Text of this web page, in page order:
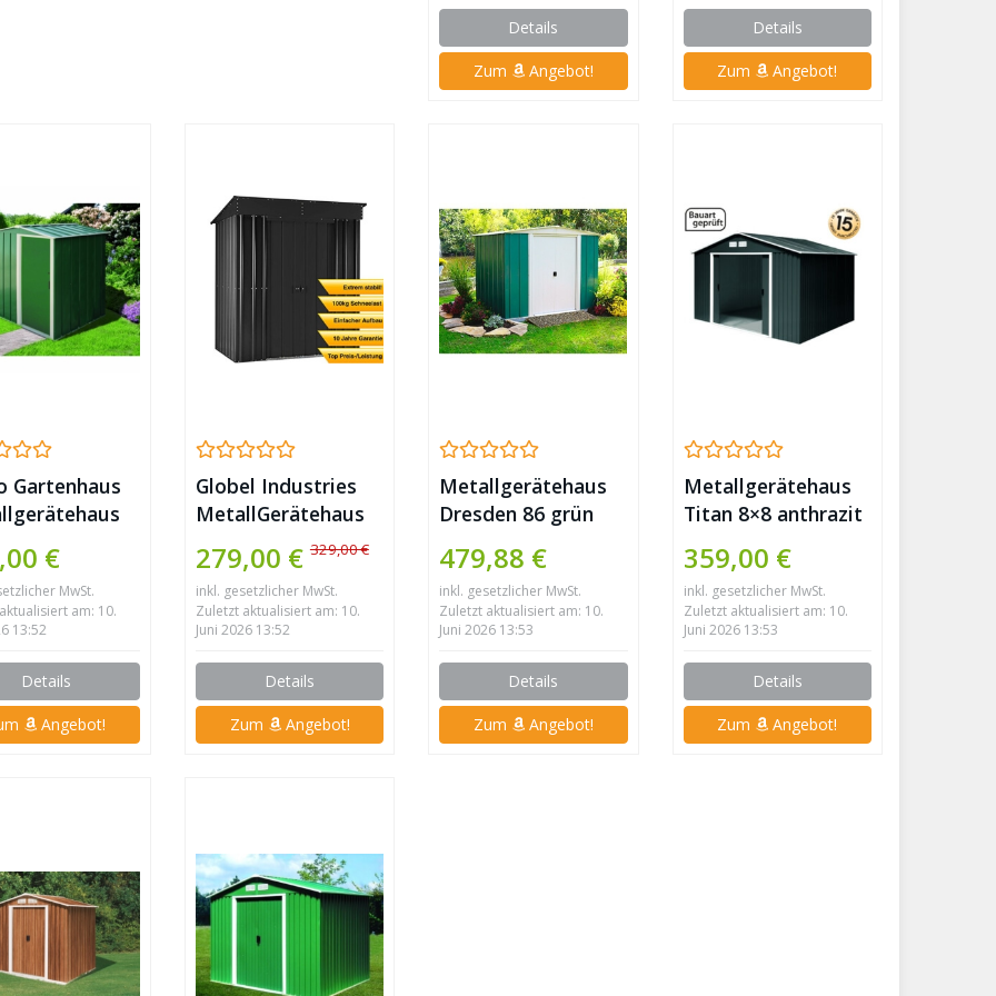
Details
Zum Angebot!
Details
Zum Angebot!
Gartenhaus
€
MwSt.
am: 10.
13:52
Details
Angebot!
Globel Industries
MetallGerätehaus
8×4 Anthrazit
246x123x198cm 2,6
m² Pultdach
279,00 €329,00 €
inkl. gesetzlicher MwSt.
Zuletzt aktualisiert am: 10.
Juni 2026 13:52
Details
Zum Angebot!
Metallgerätehaus
Dresden 86 grün
479,88 €
inkl. gesetzlicher MwSt.
Zuletzt aktualisiert am: 10.
Juni 2026 13:53
Details
Zum Angebot!
Metallgerätehaus
Titan 8×8 anthrazit
359,00 €
inkl. gesetzlicher MwSt.
Zuletzt aktualisiert am: 10.
Juni 2026 13:53
Details
Zum Angebot!